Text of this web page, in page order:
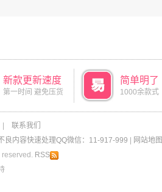
新款更新速度
第一时间 避免压货
简单明了
1000余款式
联系我们
良内容快速处理QQ微信：11-917-999
网站地图
RSS